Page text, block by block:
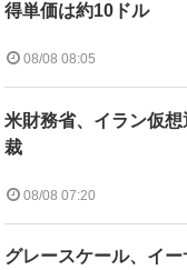
得単価は約10ドル
08/08 08:05
米財務省、イラン仮
裁
08/08 07:20
グレースケール、イ